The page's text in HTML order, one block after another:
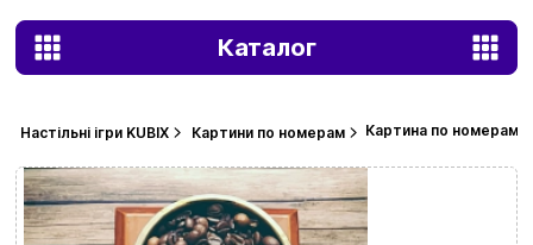
Каталог
Настільні ігри KUBIX Картини по номерам Картина по номерам